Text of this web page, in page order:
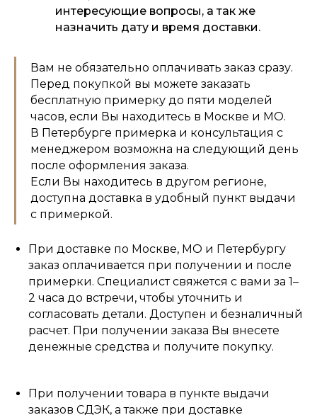
интересующие вопросы, а так же
назначить дату и время доставки.
Вам не обязательно оплачивать заказ сразу.
Перед покупкой вы можете заказать
бесплатную примерку до пяти моделей
часов, если Вы находитесь в Москве и МО.
В Петербурге примерка и консультация с
менеджером возможна на следующий день
после оформления заказа.
Если Вы находитесь в другом регионе,
доступна доставка в удобный пункт выдачи
с примеркой.
При доставке по Москве, МО и Петербургу
заказ оплачивается при получении и после
примерки. Специалист свяжется с вами за 1–
2 часа до встречи, чтобы уточнить и
согласовать детали. Доступен и безналичный
расчет. При получении заказа Вы внесете
денежные средства и получите покупку.
При получении товара в пункте выдачи
заказов СДЭК, а также при доставке